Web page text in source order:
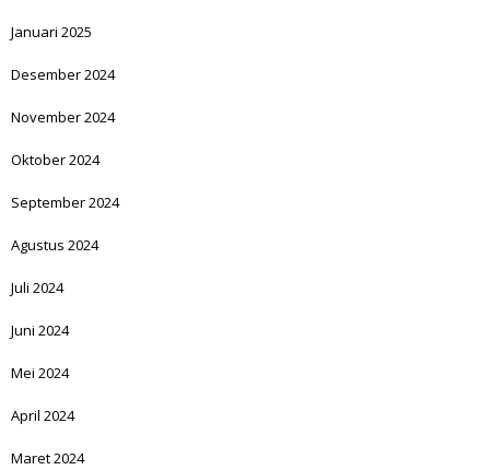
Januari 2025
Desember 2024
November 2024
Oktober 2024
September 2024
Agustus 2024
Juli 2024
Juni 2024
Mei 2024
April 2024
Maret 2024